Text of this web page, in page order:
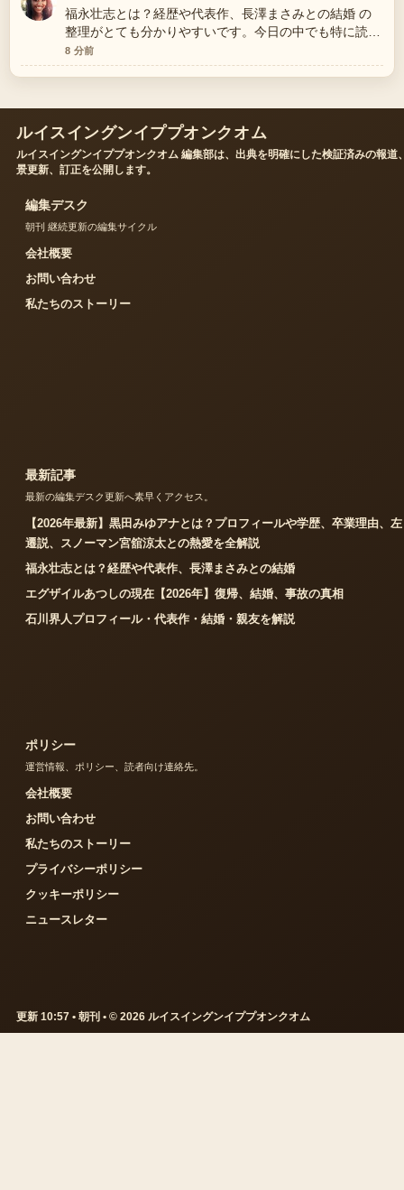
福永壮志とは？経歴や代表作、長澤まさみとの結婚 の
整理がとても分かりやすいです。今日の中でも特に読み
やすいです。
8 分前
ルイスイングンイププオンクオム
ルイスイングンイププオンクオム 編集部は、出典を明確にした検証済みの報道
景更新、訂正を公開します。
編集デスク
朝刊 継続更新の編集サイクル
会社概要
お問い合わせ
私たちのストーリー
最新記事
最新の編集デスク更新へ素早くアクセス。
【2026年最新】黒田みゆアナとは？プロフィールや学歴、卒業理由、左
遷説、スノーマン宮舘涼太との熱愛を全解説
福永壮志とは？経歴や代表作、長澤まさみとの結婚
エグザイルあつしの現在【2026年】復帰、結婚、事故の真相
石川界人プロフィール・代表作・結婚・親友を解説
ポリシー
運営情報、ポリシー、読者向け連絡先。
会社概要
お問い合わせ
私たちのストーリー
プライバシーポリシー
クッキーポリシー
ニュースレター
更新 10:57 • 朝刊 • © 2026 ルイスイングンイププオンクオム